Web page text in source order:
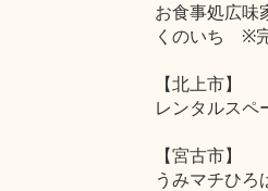
お食事処広味
くのいち ※
【北上市】
レンタルスペ
【宮古市】
うみマチひろ